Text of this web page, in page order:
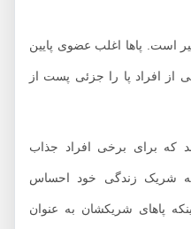
پاها اغلب عضوی پایین
پا را جزئی پست از
برای برخی افراد جذاب
زندگی خود احساس
پاهای شریکشان به عنوان